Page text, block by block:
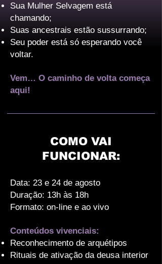
Sua Mulher Selvagem está
chamando;
Suas ancestrais estão sussurrando;
Seu poder está só esperando você
voltar.
Vem… O caminho de volta começa
aqui!
COMO VAI
FUNCIONAR:
Data: 23 e 24 de agosto
Duração: 13h às 18h
Formato: on-line e ao vivo
Conteúdos vivenciais:
Reconhecimento de arquétipos
Rituais de ativação da deusa interior